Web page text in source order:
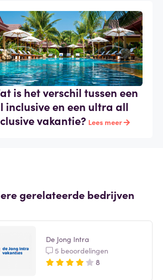
is het verschil tussen een
inclusive en een ultra all
vakantie? Lees meer
gerelateerde bedrijven
De Jong Intra
5 beoordelingen
8